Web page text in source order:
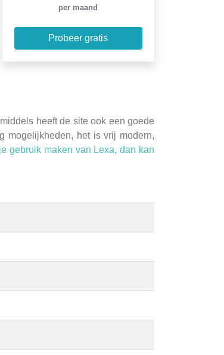
per maand
Probeer gratis
heeft de site ook een goede
mogelijkheden, het is vrij modern,
gebruik maken van Lexa, dan kan